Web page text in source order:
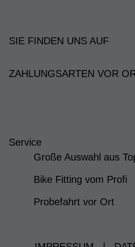
SIE FINDEN UNS AUF
ZAHLUNGSARTEN VOR
Service
Große Auswahl aus
Bike Fitting vom Profi
Probefahrt vor Ort